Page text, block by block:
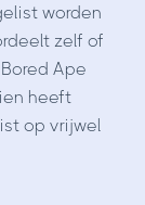
worden
zelf of
Ape
heeft
op vrijwel